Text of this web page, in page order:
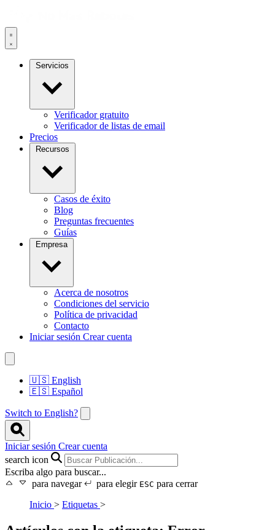
Servicios
Verificador gratuito
Verificador de listas de email
Precios
Recursos
Casos de éxito
Blog
Preguntas frecuentes
Guías
Empresa
Acerca de nosotros
Condiciones del servicio
Política de privacidad
Contacto
Iniciar sesión Crear cuenta
🇺🇸 English
🇪🇸 Español
Switch to English?
Iniciar sesión Crear cuenta
search icon
Escriba algo para buscar...
para navegar
para elegir ESC para cerrar
Inicio > Etiquetas >